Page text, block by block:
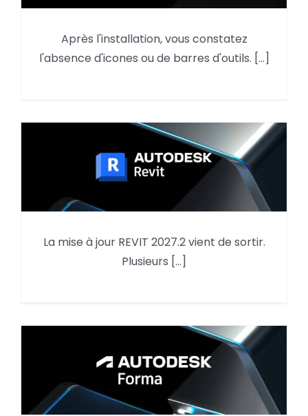
AutoCAD : reprendre des
éléments du menu d’une
Après l'installation, vous constatez
l'absence d'icones ou de barres d'outils. [...]
Mise à jour REVIT 2027.2
La mise à jour REVIT 2027.2 vient de sortir.
Plusieurs [...]